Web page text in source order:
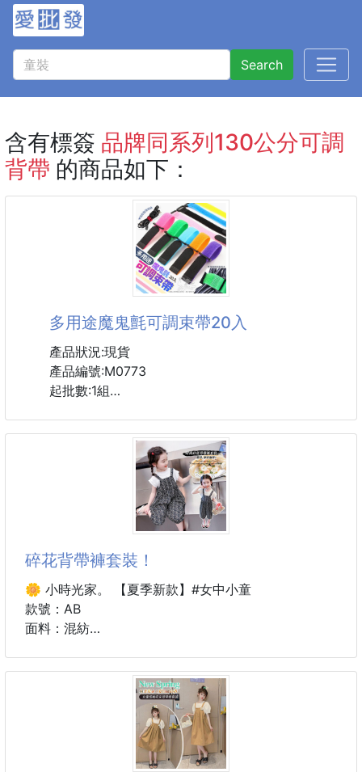
Search
含有標簽 品牌同系列130公分可調
背帶 的商品如下：
多用途魔鬼氈可調束帶20入
產品狀況:現貨
產品編號:M0773
起批數:1組
【顏色 / 款式】混裝(隨機出貨不挑款
商品尺寸: 20*2cm
※手工測量尺寸，略有誤差值±2cm為正常範圍
▪️商品說明
堅固耐用黏性大，你的生活好幫手
抗寒耐熱，性價比超高
碎花背帶褲套裝！
🌼 小時光家。 【夏季新款】#女中小童
款號：AB
面料：混紡
105-115-125-135左右。